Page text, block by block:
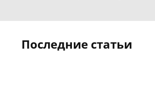
Последние статьи